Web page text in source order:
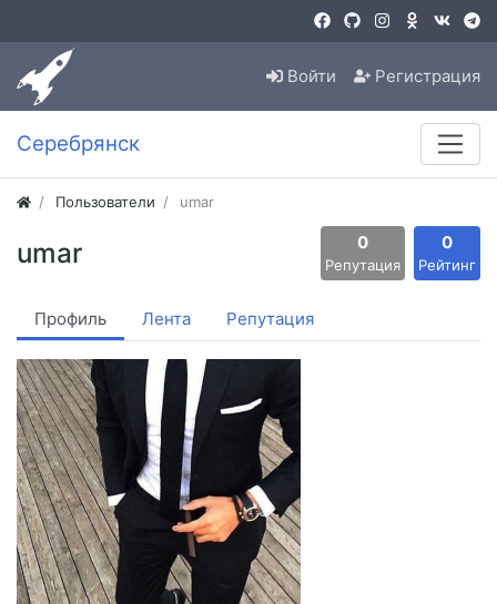
Войти Регистрация
Серебрянск
Пользователи umar
umar 0
Репутация
0
Рейтинг
Профиль Лента Репутация